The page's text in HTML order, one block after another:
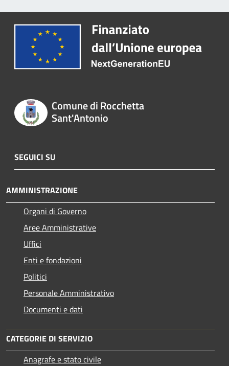
Comune di Rocchetta
Sant'Antonio
SEGUICI SU
AMMINISTRAZIONE
Organi di Governo
Aree Amministrative
Uffici
Enti e fondazioni
Politici
Personale Amministrativo
Documenti e dati
CATEGORIE DI SERVIZIO
Anagrafe e stato civile